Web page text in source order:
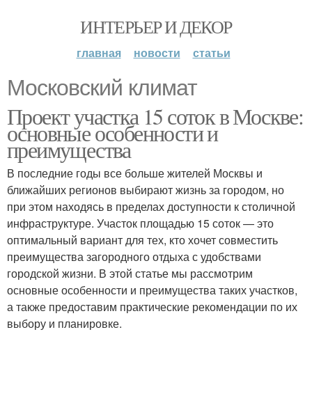
ИНТЕРЬЕР И ДЕКОР
главная новости статьи
Московский климат
Проект участка 15 соток в Москве:
основные особенности и
преимущества
В последние годы все больше жителей Москвы и
ближайших регионов выбирают жизнь за городом, но
при этом находясь в пределах доступности к столичной
инфраструктуре. Участок площадью 15 соток — это
оптимальный вариант для тех, кто хочет совместить
преимущества загородного отдыха с удобствами
городской жизни. В этой статье мы рассмотрим
основные особенности и преимущества таких участков,
а также предоставим практические рекомендации по их
выбору и планировке.